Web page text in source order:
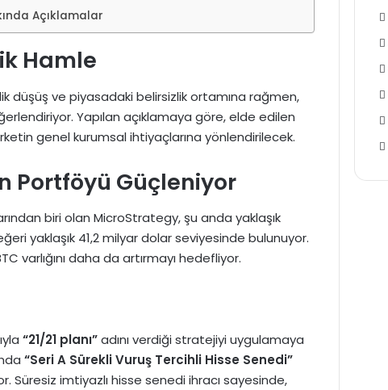
Açıklamalar
Hamle
düşüş ve piyasadaki belirsizlik ortamına rağmen,
Yapılan açıklamaya göre, elde edilen
genel kurumsal ihtiyaçlarına yönlendirilecek.
Portföyü Güçleniyor
biri olan MicroStrategy, şu anda yaklaşık
yaklaşık 41,2 milyar dolar seviyesinde bulunuyor.
varlığını daha da artırmayı hedefliyor.
“21/21 planı”adını verdiği stratejiyi uygulamaya
“Seri A Sürekli Vuruş Tercihli Hisse Senedi”
Süresiz imtiyazlı hisse senedi ihracı sayesinde,